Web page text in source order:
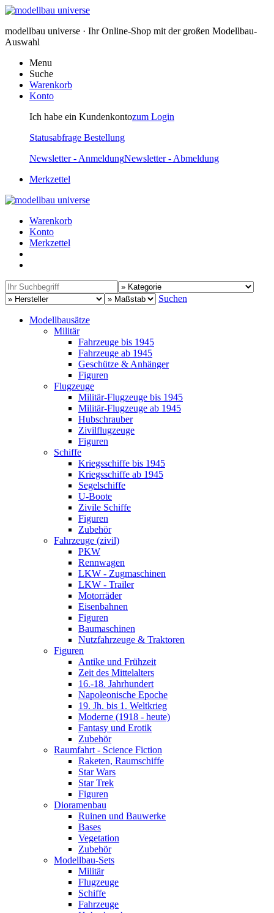
modellbau universe · Ihr Online-Shop mit der großen Modellbau-
Auswahl
Menu
Suche
Warenkorb
Konto
Ich habe ein Kundenkontozum Login
Statusabfrage Bestellung
Newsletter - AnmeldungNewsletter - Abmeldung
Merkzettel
Warenkorb
Konto
Merkzettel
Suchen
Modellbausätze
Militär
Fahrzeuge bis 1945
Fahrzeuge ab 1945
Geschütze & Anhänger
Figuren
Flugzeuge
Militär-Flugzeuge bis 1945
Militär-Flugzeuge ab 1945
Hubschrauber
Zivilflugzeuge
Figuren
Schiffe
Kriegsschiffe bis 1945
Kriegsschiffe ab 1945
Segelschiffe
U-Boote
Zivile Schiffe
Figuren
Zubehör
Fahrzeuge (zivil)
PKW
Rennwagen
LKW - Zugmaschinen
LKW - Trailer
Motorräder
Eisenbahnen
Figuren
Baumaschinen
Nutzfahrzeuge & Traktoren
Figuren
Antike und Frühzeit
Zeit des Mittelalters
16.-18. Jahrhundert
Napoleonische Epoche
19. Jh. bis 1. Weltkrieg
Moderne (1918 - heute)
Fantasy und Erotik
Zubehör
Raumfahrt - Science Fiction
Raketen, Raumschiffe
Star Wars
Star Trek
Figuren
Dioramenbau
Ruinen und Bauwerke
Bases
Vegetation
Zubehör
Modellbau-Sets
Militär
Flugzeuge
Schiffe
Fahrzeuge